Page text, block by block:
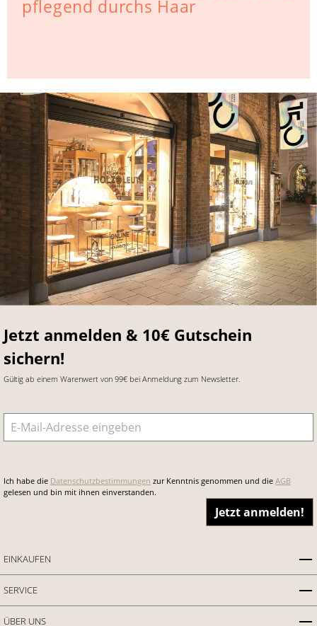
pflegend durchs Haar
Jetzt anmelden & 10€ Gutschein
sichern!
Gültig ab einem Warenwert von 99€ bei Anmeldung zum Newsletter.
E-Mail-Adresse
Ich habe die Datenschutzbestimmungen zur Kenntnis genommen und die AGB
gelesen und bin mit ihnen einverstanden.
Jetzt anmelden!
EINKAUFEN
SERVICE
ÜBER UNS